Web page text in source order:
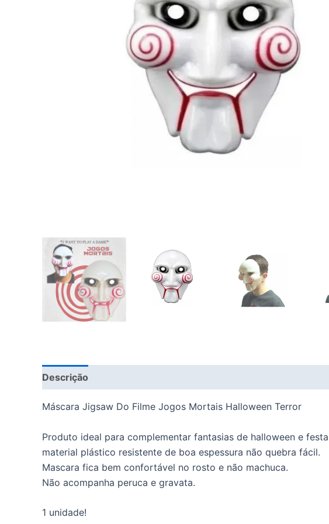
Descrição
Máscara Jigsaw Do Filme Jogos Mortais Halloween Terror
Produto ideal para complementar fantasias de halloween e
material plástico resistente de boa espessura não quebra fácil.
Mascara fica bem confortável no rosto e não machuca.
Não acompanha peruca e gravata.
1 unidade!